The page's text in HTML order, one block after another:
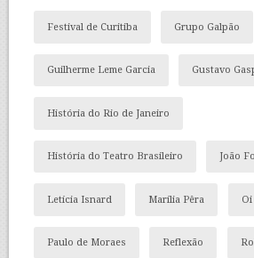
Festival de Curitiba Grupo Galpão
Guilherme Leme Garcia Gustavo
História do Rio de Janeiro
História do Teatro Brasileiro João
Letícia Isnard Marília Pêra
Paulo de Moraes Reflexão